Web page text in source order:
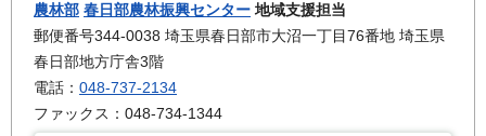
農林部 春日部農林振興センター 地域支援担当
郵便番号344-0038 埼玉県春日部市大沼一丁目76番地 埼玉県
春日部地方庁舎3階
電話： 048-737-2134
ファックス：048-734-1344